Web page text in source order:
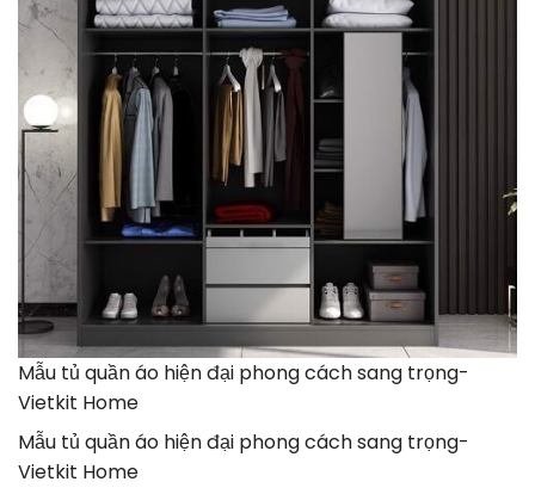
Mẫu tủ quần áo hiện đại phong cách sang trọng-
Vietkit Home
Mẫu tủ quần áo hiện đại phong cách sang trọng-
Vietkit Home